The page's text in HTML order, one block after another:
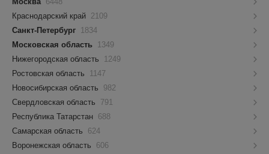
Краснодарский край 2109
Санкт-Петербург
1834
Московская область
1349
Нижегородская область
1249
Ростовская область
1147
Новосибирская область
982
Свердловская область
791
Республика Татарстан 688
Самарская область
624
Воронежская область
606